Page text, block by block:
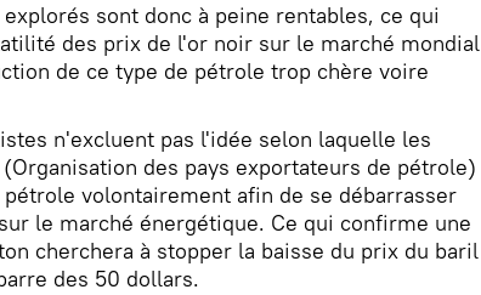
sont donc à peine rentables, ce qui
des prix de l'or noir sur le marché mondial
de ce type de pétrole trop chère voire
n'excluent pas l'idée selon laquelle les
des pays exportateurs de pétrole)
volontairement afin de se débarrasser
le marché énergétique. Ce qui confirme une
cherchera à stopper la baisse du prix du baril
des 50 dollars.